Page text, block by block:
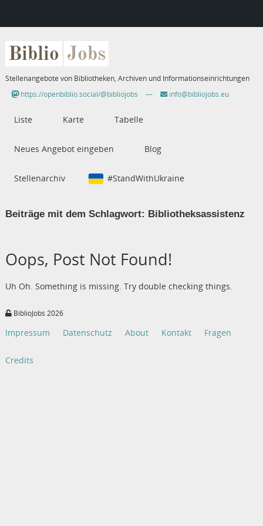
Biblio Jobs
Stellenangebote von Bibliotheken, Archiven und Informationseinrichtungen
https://openbiblio.social/@bibliojobs
— info@bibliojobs.eu
Liste Karte Tabelle
Neues Angebot eingeben Blog
Stellenarchiv #StandWithUkraine
Beiträge mit dem Schlagwort: Bibliotheksassistenz
Oops, Post Not Found!
Uh Oh. Something is missing. Try double checking things.
BiblioJobs 2026
Impressum Datenschutz About Kontakt Fragen
Credits